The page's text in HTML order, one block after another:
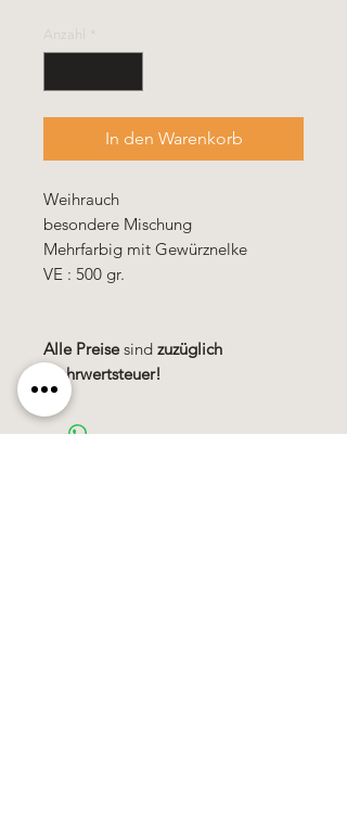
Anzahl
In den Warenkorb
Weihrauch
besondere Mischung
Mehrfarbig mit Gewürznelke
VE : 500 gr.
Alle Preisesind zuzüglich
Mehrwertsteuer!